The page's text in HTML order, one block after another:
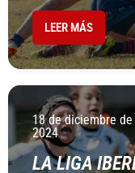
LEER MÁS
18 de diciembre de
2024
LA LIGA